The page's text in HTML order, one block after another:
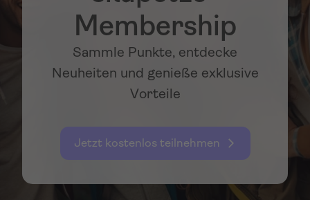
Membership
Sammle Punkte, entdecke
Neuheiten und genieße exklusive
Vorteile
Jetzt kostenlos teilnehmen